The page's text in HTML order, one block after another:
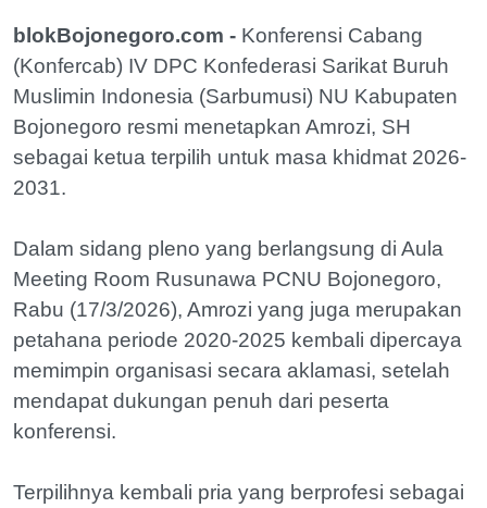
blokBojonegoro.com - Konferensi Cabang
(Konfercab) IV DPC Konfederasi Sarikat Buruh
Muslimin Indonesia (Sarbumusi) NU Kabupaten
Bojonegoro resmi menetapkan Amrozi, SH
sebagai ketua terpilih untuk masa khidmat 2026-
2031.
Dalam sidang pleno yang berlangsung di Aula
Meeting Room Rusunawa PCNU Bojonegoro,
Rabu (17/3/2026), Amrozi yang juga merupakan
petahana periode 2020-2025 kembali dipercaya
memimpin organisasi secara aklamasi, setelah
mendapat dukungan penuh dari peserta
konferensi.
Terpilihnya kembali pria yang berprofesi sebagai